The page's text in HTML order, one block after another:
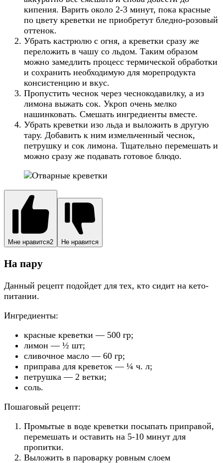
кипения. Варить около 2-3 минут, пока красные
по цвету креветки не приобретут бледно-розовый
оттенок.
Убрать кастрюлю с огня, а креветки сразу же
переложить в чашу со льдом. Таким образом
можно замедлить процесс термической обработки
и сохранить необходимую для морепродукта
консистенцию и вкус.
Пропустить чеснок через чеснокодавилку, а из
лимона выжать сок. Укроп очень мелко
нашинковать. Смешать ингредиенты вместе.
Убрать креветки изо льда и выложить в другую
тару. Добавить к ним измельченный чеснок,
петрушку и сок лимона. Тщательно перемешать и
можно сразу же подавать готовое блюдо.
Мне нравится2 Не нравится
На пару
Данный рецепт подойдет для тех, кто сидит на кето-
питании.
Ингредиенты:
красные креветки — 500 гр;
лимон — ½ шт;
сливочное масло — 60 гр;
приправа для креветок — ¼ ч. л;
петрушка — 2 ветки;
соль.
Пошаговый рецепт:
Промытые в воде креветки посыпать приправой,
перемешать и оставить на 5-10 минут для
пропитки.
Выложить в пароварку ровным слоем